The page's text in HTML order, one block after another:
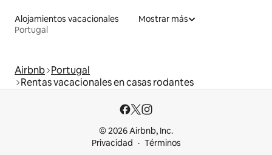
Alojamientos vacacionales
Portugal
Mostrar más
Airbnb Portugal
Rentas vacacionales en casas rodantes
© 2026 Airbnb, Inc.
Privacidad
Términos